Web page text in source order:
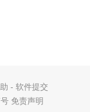
- 软件提交
免责声明